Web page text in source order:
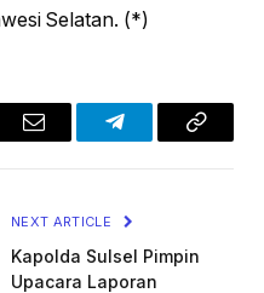
Selatan. (*)
Email TelegramCopy
NEXT ARTICLE
Kapolda Sulsel Pimpin
Upacara Laporan